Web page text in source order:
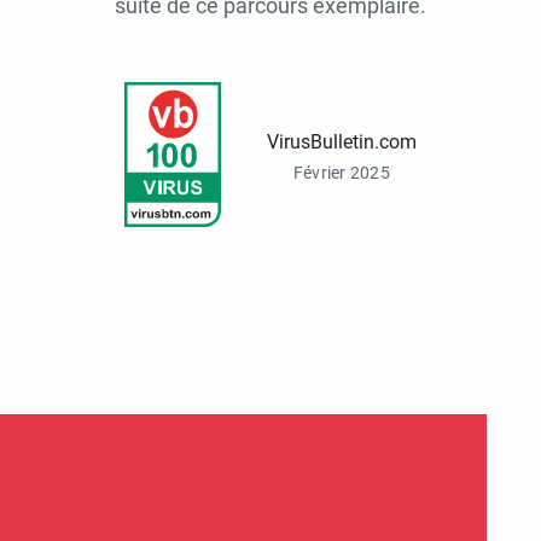
suite de ce parcours exemplaire.
VirusBulletin.com
Février 2025